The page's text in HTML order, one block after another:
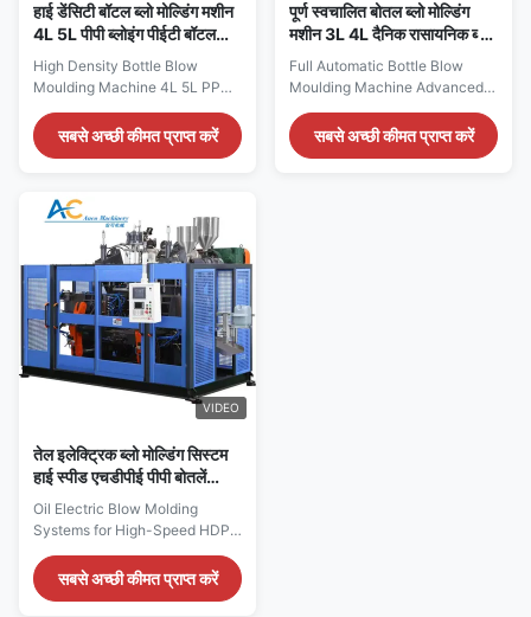
हाई डेंसिटी बॉटल ब्लो मोल्डिंग मशीन
4L 5L पीपी ब्लोइंग पीईटी बॉटल
मशीन
High Density Bottle Blow
Moulding Machine 4L 5L PP
Blowing PET Bottle Machine
This high-performance
extrusion blow molding
5L containers using PP, HDPE,
PET, and other plastic
materials. Ideal for detergent,
oil, milk barrel, and motor core
...
सबसे अच्छी कीमत प्राप्त करें
पूर्ण स्वचालित बोतल ब्लो मोल्डिंग
मशीन 3L 4L दैनिक रासायनिक ब्लो
मोल्डिंग मशीन
Full Automatic Bottle Blow
Moulding Machine Advanced
single-station extrusion blow
molding machine designed for
producing 3L, 4L, 5L, 10L, and
सबसे अच्छी कीमत प्राप्त करें
VIDEO
तेल इलेक्ट्रिक ब्लो मोल्डिंग सिस्टम
हाई स्पीड एचडीपीई पीपी बोतलें
ईबीएम ब्लो मोल्डिंग
Oil Electric Blow Molding
Systems for High-Speed HDPE
PP Bottle Production High-
performance oil-electric blow
molding machine designed for
सबसे अच्छी कीमत प्राप्त करें